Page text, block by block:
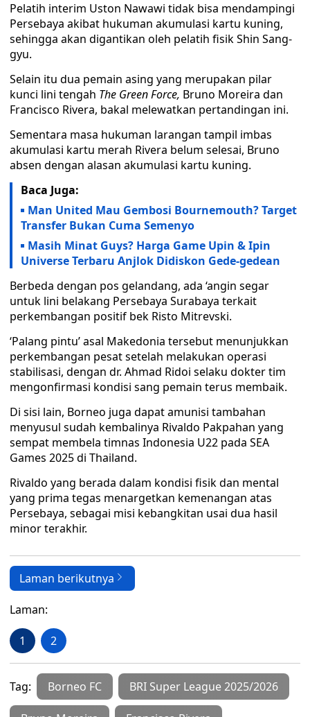
Pelatih interim Uston Nawawi tidak bisa mendampingi
Persebaya akibat hukuman akumulasi kartu kuning,
sehingga akan digantikan oleh pelatih fisik Shin Sang-
gyu.
Selain itu dua pemain asing yang merupakan pilar
kunci lini tengah The Green Force, Bruno Moreira dan
Francisco Rivera, bakal melewatkan pertandingan ini.
Sementara masa hukuman larangan tampil imbas
akumulasi kartu merah Rivera belum selesai, Bruno
absen dengan alasan akumulasi kartu kuning.
Baca Juga:
Man United Mau Gembosi Bournemouth? Target
Transfer Bukan Cuma Semenyo
Masih Minat Guys? Harga Game Upin & Ipin
Universe Terbaru Anjlok Didiskon Gede-gedean
Berbeda dengan pos gelandang, ada ‘angin segar
untuk lini belakang Persebaya Surabaya terkait
perkembangan positif bek Risto Mitrevski.
‘Palang pintu’ asal Makedonia tersebut menunjukkan
perkembangan pesat setelah melakukan operasi
stabilisasi, dengan dr. Ahmad Ridoi selaku dokter tim
mengonfirmasi kondisi sang pemain terus membaik.
Di sisi lain, Borneo juga dapat amunisi tambahan
menyusul sudah kembalinya Rivaldo Pakpahan yang
sempat membela timnas Indonesia U22 pada SEA
Games 2025 di Thailand.
Rivaldo yang berada dalam kondisi fisik dan mental
yang prima tegas menargetkan kemenangan atas
Persebaya, sebagai misi kebangkitan usai dua hasil
minor terakhir.
Laman berikutnya
Laman:
1 2
Tag: Borneo FC BRI Super League 2025/2026